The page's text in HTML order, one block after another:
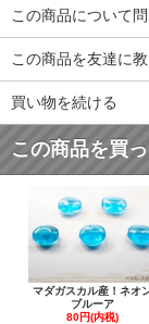
この商品について
この商品を友達に
買い物を続ける
この商品を買
マダガスカル産！ネオ
ブルーア
80円(内税)